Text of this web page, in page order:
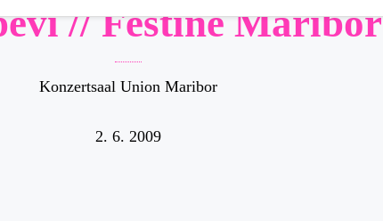
// Festine Maribor
Konzertsaal Union Maribor
2. 6. 2009